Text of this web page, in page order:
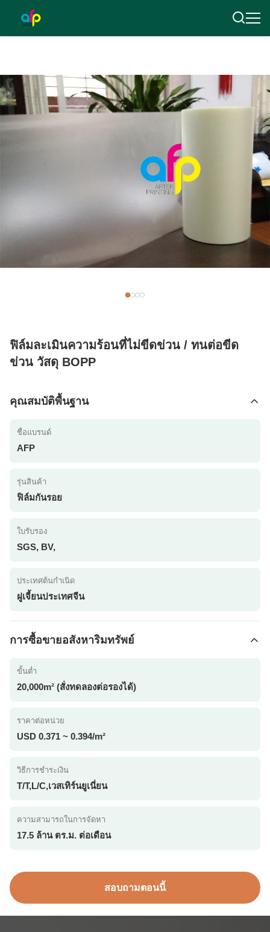
ฟิล์มละเมินความร้อนที่ไม่ขีดข่วน / ทนต่อขีด
ข่วน วัสดุ BOPP
คุณสมบัติพื้นฐาน
ชื่อแบรนด์
AFP
รุ่นสินค้า
ฟิล์มกันรอย
ใบรับรอง
SGS, BV,
ประเทศต้นกำเนิด
ฝูเจี้ยนประเทศจีน
การซื้อขายอสังหาริมทรัพย์
ขั้นต่ำ
20,000m² (สั่งทดลองต่อรองได้)
ราคาต่อหน่วย
USD 0.371 ~ 0.394/m²
วิธีการชำระเงิน
T/T,L/C,เวสเทิร์นยูเนี่ยน
ความสามารถในการจัดหา
17.5 ล้าน ตร.ม. ต่อเดือน
สอบถามตอนนี้